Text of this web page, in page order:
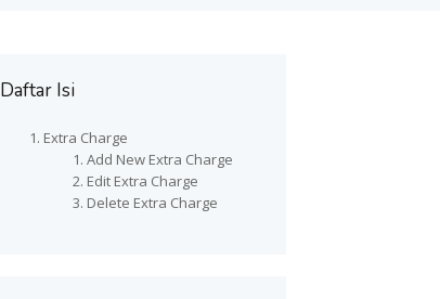
Daftar Isi
Extra Charge
Add New Extra Charge
Edit Extra Charge
Delete Extra Charge